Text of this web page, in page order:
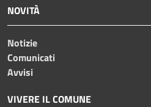
NOVITÀ
Notizie
Comunicati
Avvisi
VIVERE IL COMUNE